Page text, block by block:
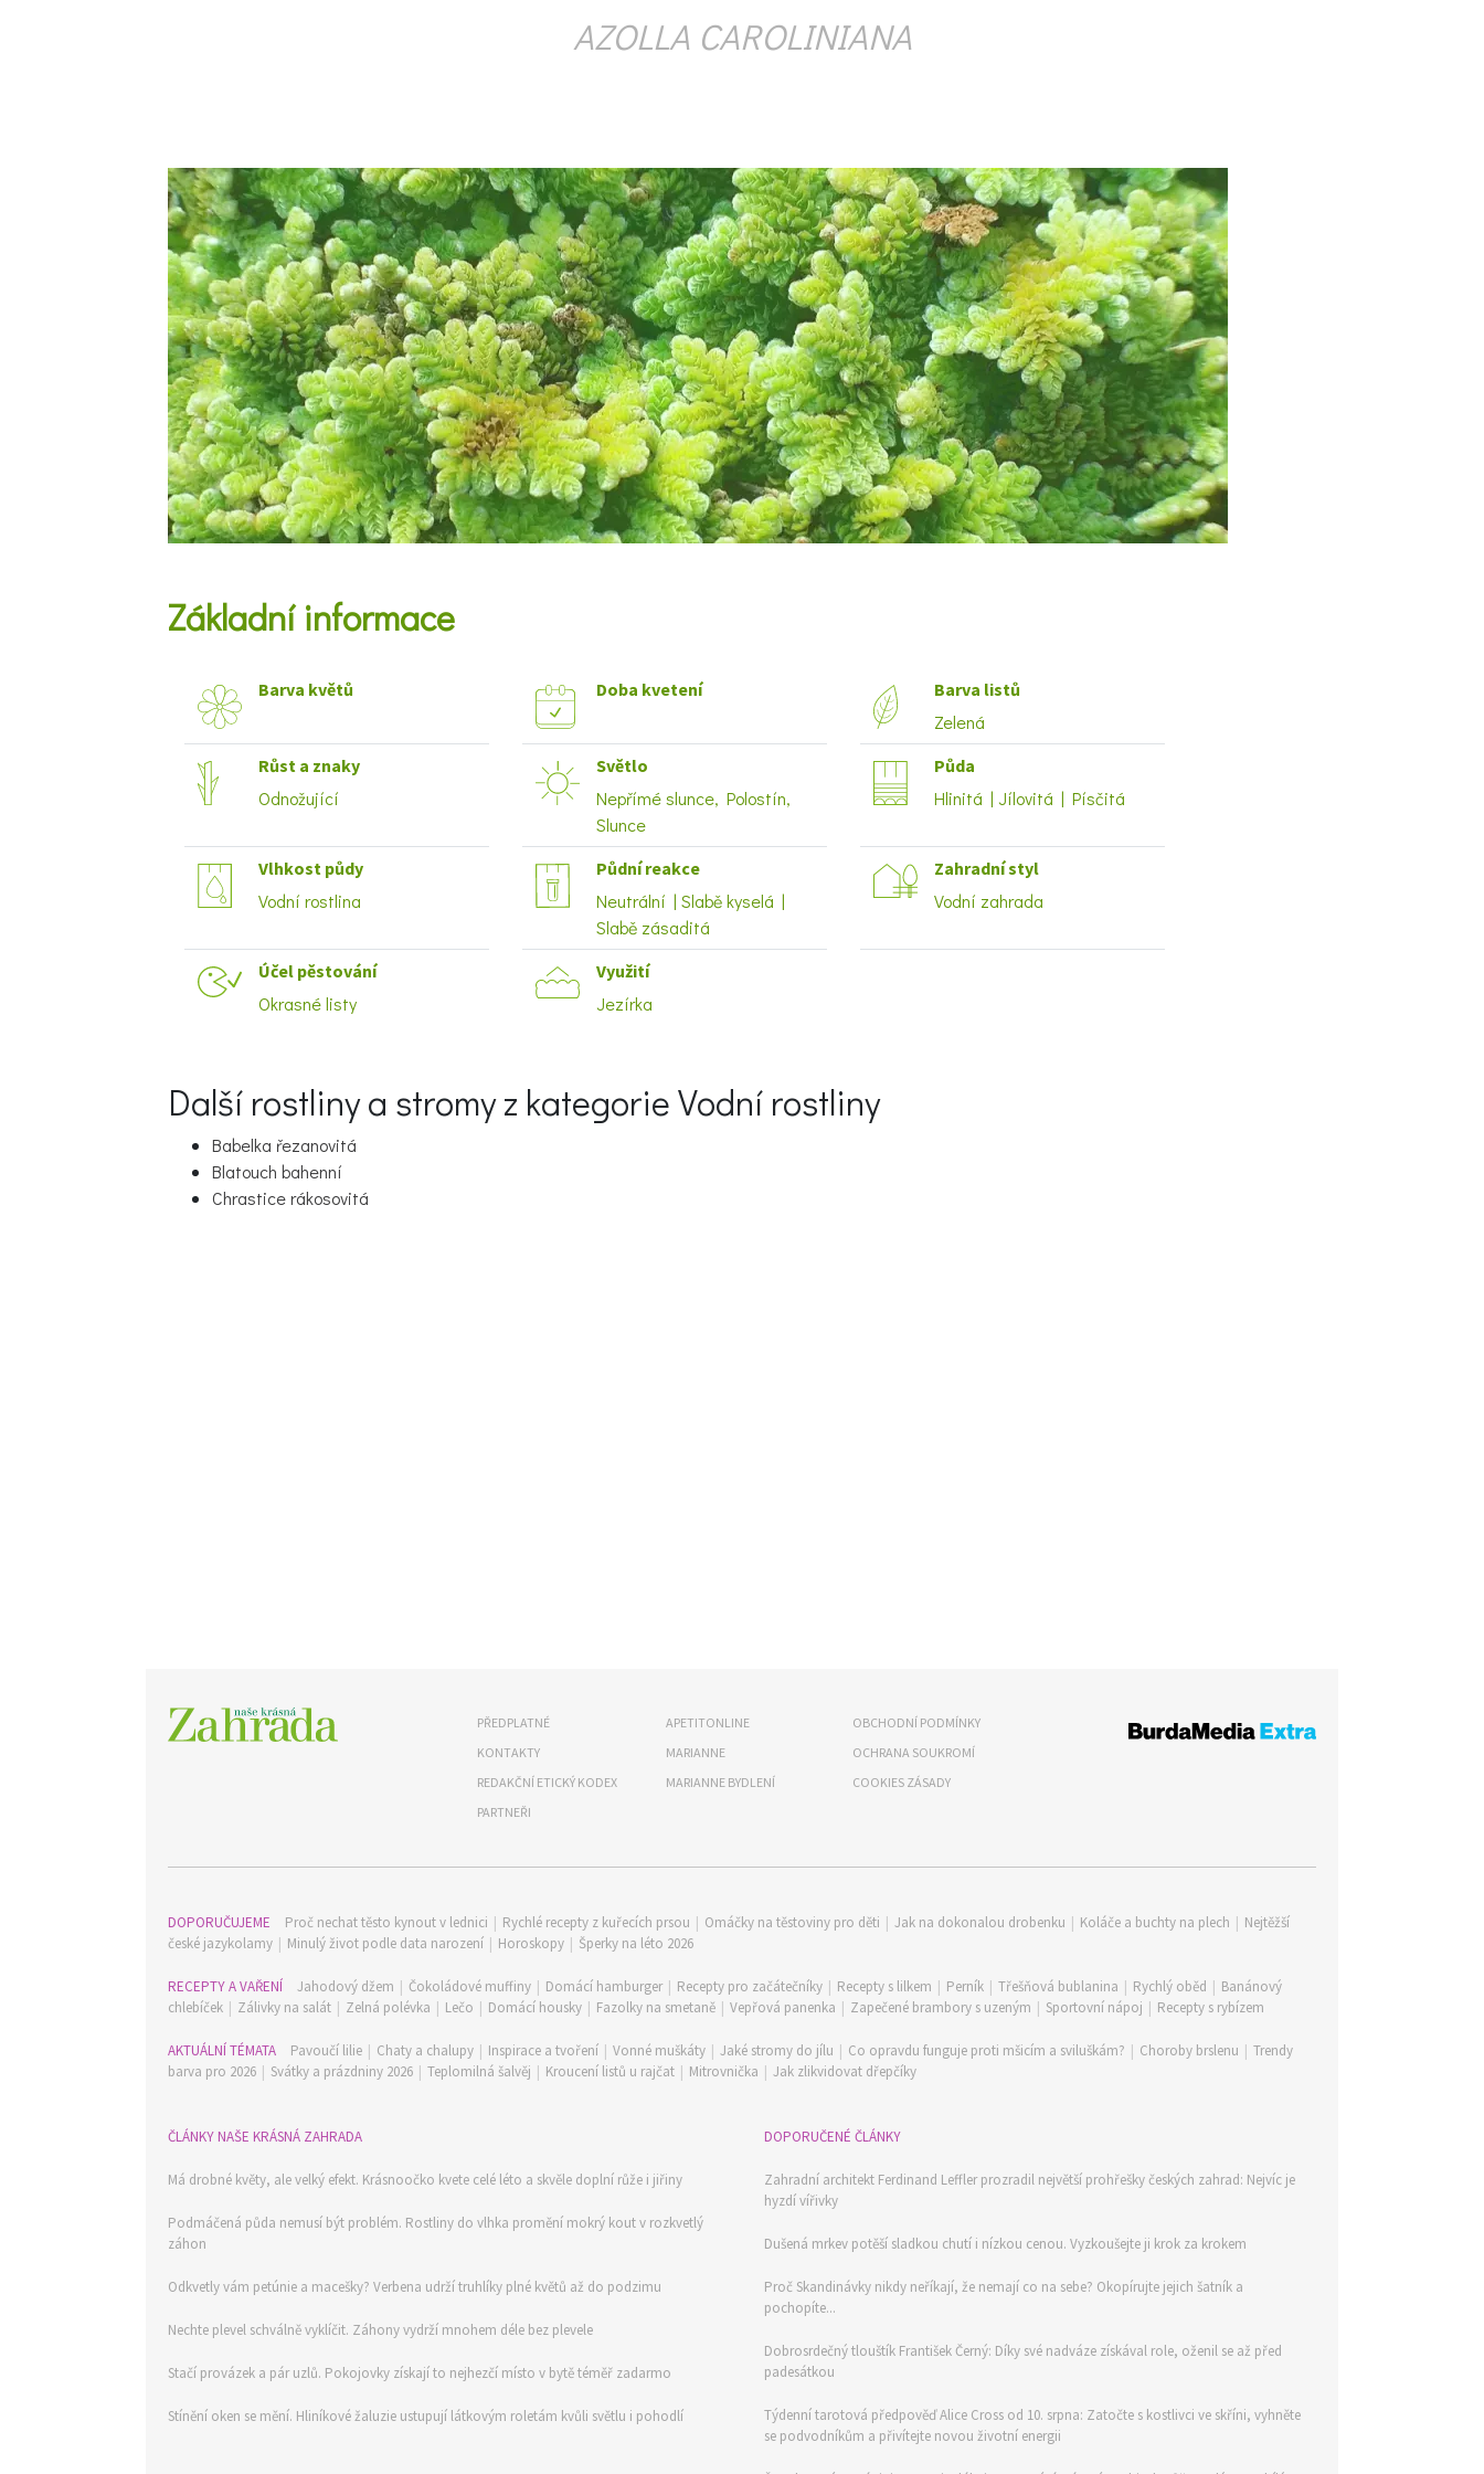
VIDEA VOLNÝ ČAS
Zahradní turistika
Zelená domácnost
Domácí mazlíčci
Dekorace
Zajímavosti
SOUTĚŽTE O CENY KVÍZY A TESTY
AZOLLA CAROLINIANA
Základní informace
Barva květů Doba kvetení Barva listů
Zelená
Růst a znaky
Odnožující
Světlo
Nepřímé slunce, Polostín,
Slunce
Půda
Hlinitá | Jílovitá | Písčitá
Vlhkost půdy
Vodní rostlina
Půdní reakce
Neutrální | Slabě kyselá |
Slabě zásaditá
Zahradní styl
Vodní zahrada
Účel pěstování
Okrasné listy
Využití
Jezírka
Další rostliny a stromy z kategorie Vodní rostliny
Babelka řezanovitá
Blatouch bahenní
Chrastice rákosovitá
PŘEDPLATNÉ
KONTAKTY
REDAKČNÍ ETICKÝ KODEX
PARTNEŘI
APETITONLINE
MARIANNE
MARIANNE BYDLENÍ
OBCHODNÍ PODMÍNKY
OCHRANA SOUKROMÍ
COOKIES ZÁSADY
DOPORUČUJEME Proč nechat těsto kynout v lednici | Rychlé recepty z kuřecích prsou | Omáčky na těstoviny pro děti | Jak na dokonalou drobenku | Koláče a buchty na plech | Nejtěžší
české jazykolamy | Minulý život podle data narození | Horoskopy | Šperky na léto 2026
RECEPTY A VAŘENÍ Jahodový džem | Čokoládové muffiny | Domácí hamburger | Recepty pro začátečníky | Recepty s lilkem | Perník | Třešňová bublanina | Rychlý oběd | Banánový
chlebíček | Zálivky na salát | Zelná polévka | Lečo | Domácí housky | Fazolky na smetaně | Vepřová panenka | Zapečené brambory s uzeným | Sportovní nápoj | Recepty s rybízem
AKTUÁLNÍ TÉMATA Pavoučí lilie | Chaty a chalupy | Inspirace a tvoření | Vonné muškáty | Jaké stromy do jílu | Co opravdu funguje proti mšicím a sviluškám? | Choroby brslenu | Trendy
barva pro 2026 | Svátky a prázdniny 2026 | Teplomilná šalvěj | Kroucení listů u rajčat | Mitrovnička | Jak zlikvidovat dřepčíky
ČLÁNKY NAŠE KRÁSNÁ ZAHRADA
Má drobné květy, ale velký efekt. Krásnoočko kvete celé léto a skvěle doplní růže i jiřiny
Podmáčená půda nemusí být problém. Rostliny do vlhka promění mokrý kout v rozkvetlý
záhon
Odkvetly vám petúnie a macešky? Verbena udrží truhlíky plné květů až do podzimu
Nechte plevel schválně vyklíčit. Záhony vydrží mnohem déle bez plevele
Stačí provázek a pár uzlů. Pokojovky získají to nejhezčí místo v bytě téměř zadarmo
Stínění oken se mění. Hliníkové žaluzie ustupují látkovým roletám kvůli světlu i pohodlí
DOPORUČENÉ ČLÁNKY
Zahradní architekt Ferdinand Leffler prozradil největší prohřešky českých zahrad: Nejvíc je
hyzdí vířivky
Dušená mrkev potěší sladkou chutí i nízkou cenou. Vyzkoušejte ji krok za krokem
Proč Skandinávky nikdy neříkají, že nemají co na sebe? Okopírujte jejich šatník a
pochopíte...
Dobrosrdečný tlouštík František Černý: Díky své nadváze získával role, oženil se až před
padesátkou
Týdenní tarotová předpověď Alice Cross od 10. srpna: Zatočte s kostlivci ve skříni, vyhněte
se podvodníkům a přivítejte novou životní energii